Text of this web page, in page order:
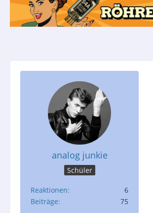
analog junkie
Schüler
Reaktionen
6
Beiträge
75